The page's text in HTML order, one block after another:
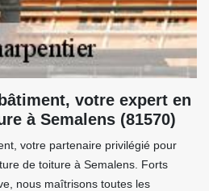
votre expert en
à Semalens (81570)
votre partenaire privilégié pour
de toiture à Semalens. Forts
nous maîtrisons toutes les